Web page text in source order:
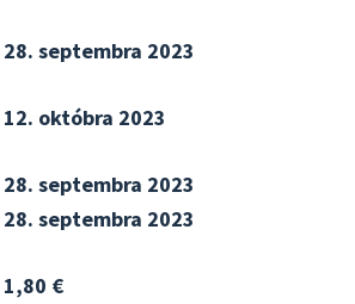
28. septembra 2023
12. októbra 2023
28. septembra 2023
28. septembra 2023
1,80 €